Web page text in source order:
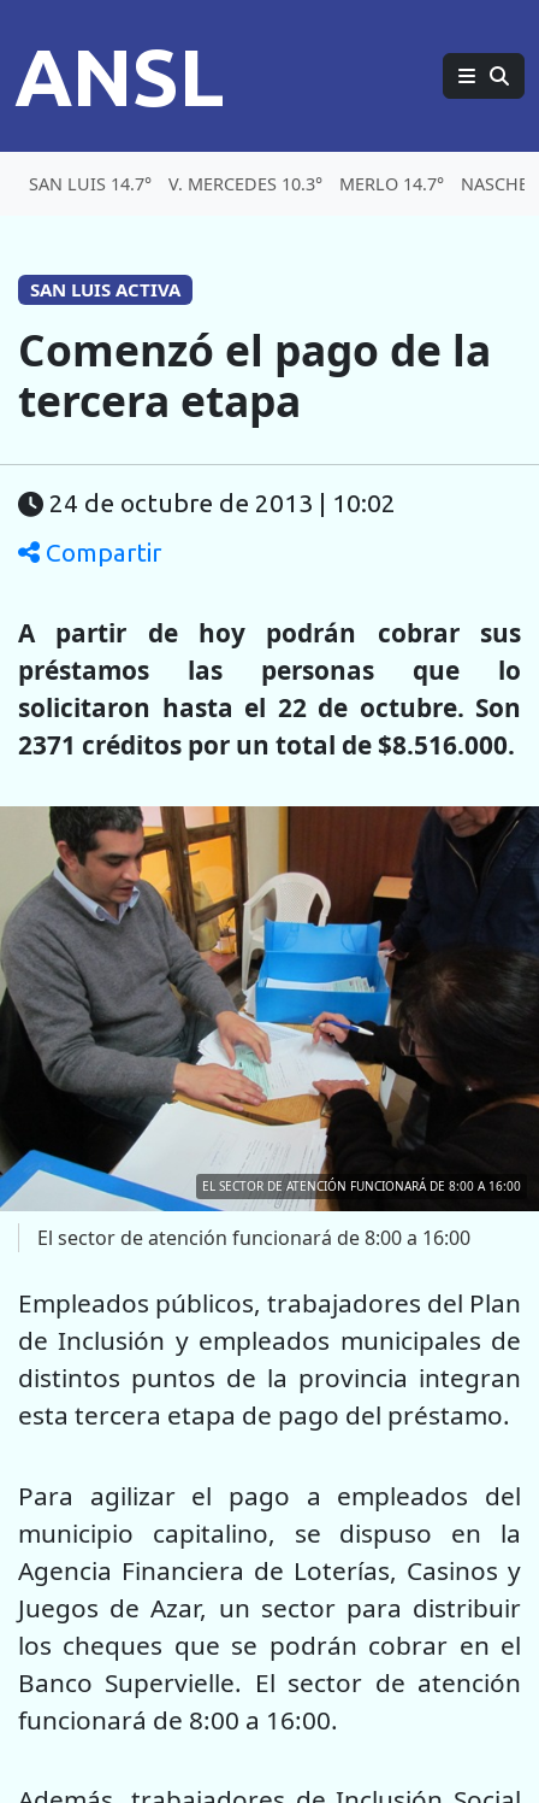
ANSL
SAN LUIS 14.7° V. MERCEDES 10.3° MERLO 14.7°
SAN LUIS ACTIVA
Comenzó el pago de la
tercera etapa
24 de octubre de 2013 | 10:02
Compartir
A partir de hoy podrán cobrar sus
préstamos las personas que lo
solicitaron hasta el 22 de octubre. Son
2371 créditos por un total de $8.516.000.
EL SECTOR DE ATENCIÓN FUNCIONARÁ DE 8:00 A 16:00
El sector de atención funcionará de 8:00 a 16:00
Empleados públicos, trabajadores del Plan
de Inclusión y empleados municipales de
distintos puntos de la provincia integran
esta tercera etapa de pago del préstamo.
Para agilizar el pago a empleados del
municipio capitalino, se dispuso en la
Agencia Financiera de Loterías, Casinos y
Juegos de Azar, un sector para distribuir
los cheques que se podrán cobrar en el
Banco Supervielle. El sector de atención
funcionará de 8:00 a 16:00.